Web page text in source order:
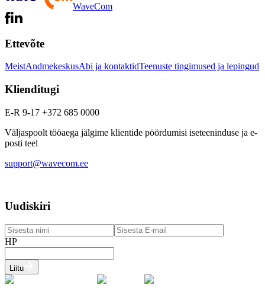
WaveCom
Ettevõte
MeistAndmekeskusAbi ja kontaktidTeenuste tingimused ja lepingud
Klienditugi
E-R 9-17 +372 685 0000
Väljaspoolt tööaega jälgime klientide pöördumisi iseteeninduse ja e-
posti teel
support@wavecom.ee
Uudiskiri
HP
Liitu